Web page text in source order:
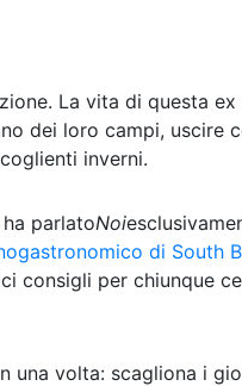
La vita di questa
dei loro campi, uscire
inverni.
parlatoNoi
di South
consigli per chiunque
una volta: scagliona i